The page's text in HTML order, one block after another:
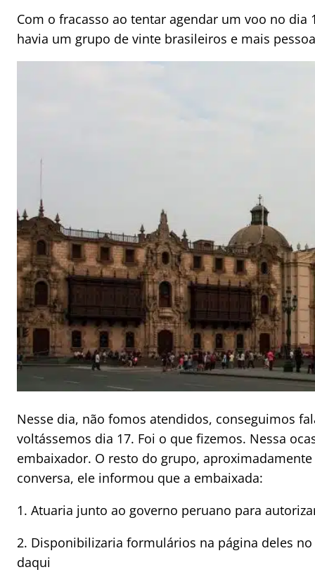
Com o fracasso ao tentar agendar um voo no
havia um grupo de vinte brasileiros e mais
Nesse dia, não fomos atendidos, conseguimos
voltássemos dia 17. Foi o que fizemos. Nessa
embaixador. O resto do grupo,
conversa, ele informou que a embaixada:
1. Atuaria junto ao governo peruano para
2. Disponibilizaria formulários na página deles
daqui